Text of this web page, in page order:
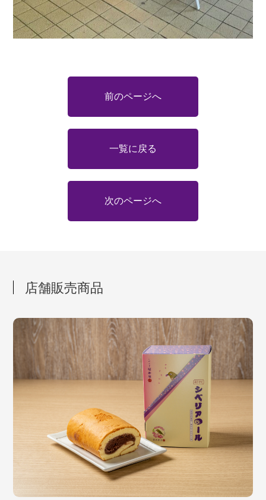
前のページへ
一覧に戻る
次のページへ
店舗販売商品